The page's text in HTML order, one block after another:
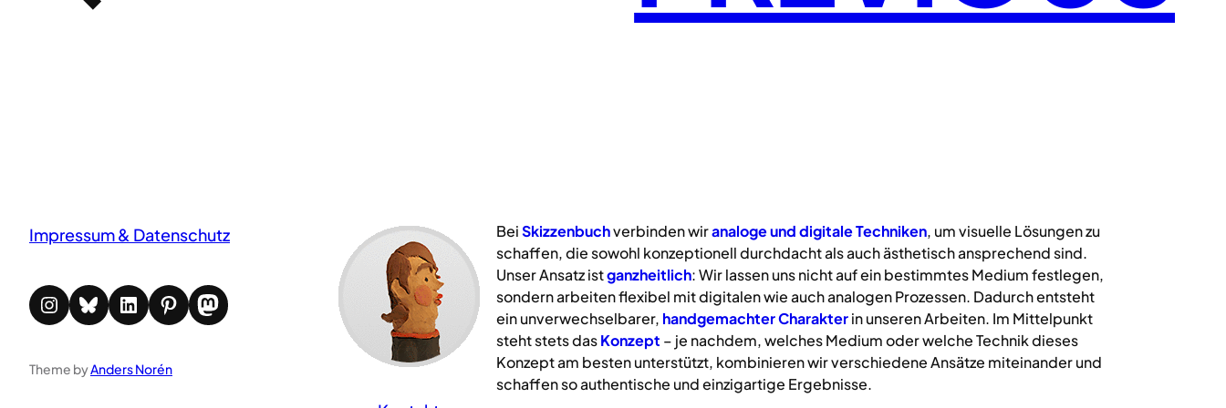
Impressum & Datenschutz
Instagram Bluesky LinkedIn Pinterest Mastodon
Theme byAnders Norén
BeiSkizzenbuchverbinden wiranalogeunddigitaleTechniken, um visuelle Lösungen zu
schaffen, die sowohl konzeptionell durchdacht als auch ästhetisch ansprechend sind.
Unser Ansatz istganzheitlich: Wir lassen uns nicht auf ein bestimmtes Medium festlegen,
sondern arbeiten flexibel mit digitalen wie auch analogen Prozessen. Dadurch entsteht
ein unverwechselbarer, handgemachter Charakterin unseren Arbeiten. Im Mittelpunkt
steht stets dasKonzept – je nachdem, welches Medium oder welche Technik dieses
Konzept am besten unterstützt, kombinieren wir verschiedene Ansätze miteinander und
schaffen so authentische und einzigartige Ergebnisse.